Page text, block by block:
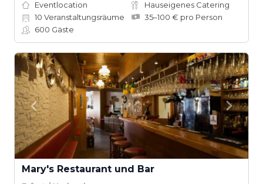
Eventlocation
Hauseigenes Catering
10 Veranstaltungsräume
35–100 € pro Person
600 Gäste
Mary's Restaurant und Bar